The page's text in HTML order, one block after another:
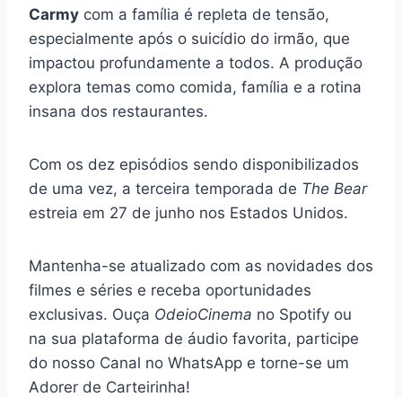
Carmy com a família é repleta de tensão,
especialmente após o suicídio do irmão, que
impactou profundamente a todos. A produção
explora temas como comida, família e a rotina
insana dos restaurantes.
Com os dez episódios sendo disponibilizados
de uma vez, a terceira temporada de The Bear
estreia em 27 de junho nos Estados Unidos.
Mantenha-se atualizado com as novidades dos
filmes e séries e receba oportunidades
exclusivas. Ouça OdeioCinema no Spotify ou
na sua plataforma de áudio favorita, participe
do nosso Canal no WhatsApp e torne-se um
Adorer de Carteirinha!